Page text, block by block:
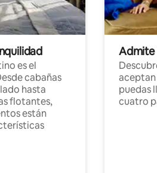
es el
cabañas
hasta
flotantes,
están
Admite
aceptan
puedas
cuatro